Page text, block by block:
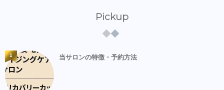
Pickup
当サロンの特徴・予約方法
1